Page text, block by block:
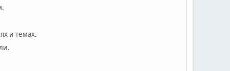
и темах.